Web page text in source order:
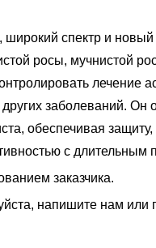
спектр и
росы, мучнистой
лечение
заболеваний. Он
обеспечивая
с длительным
заказчика.
напишите нам или